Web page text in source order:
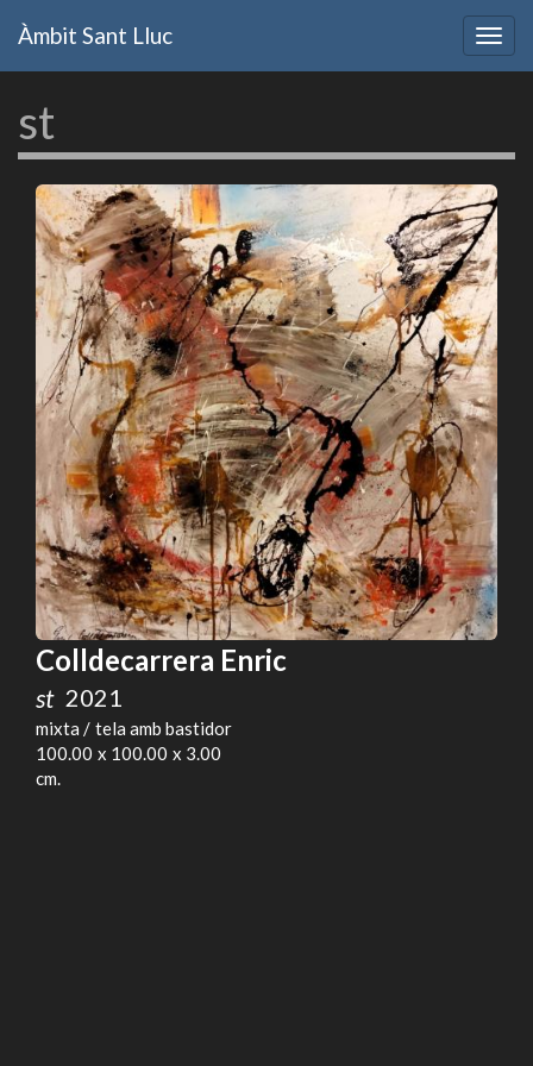
Àmbit Sant Lluc
st
Colldecarrera Enric
st 2021
mixta
tela amb bastidor
100.00
100.00 3.00